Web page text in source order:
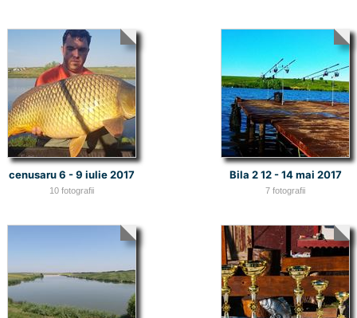
cenusaru 6 - 9 iulie 2017
10 fotografii
Bila 2 12 - 14 mai 2017
7 fotografii